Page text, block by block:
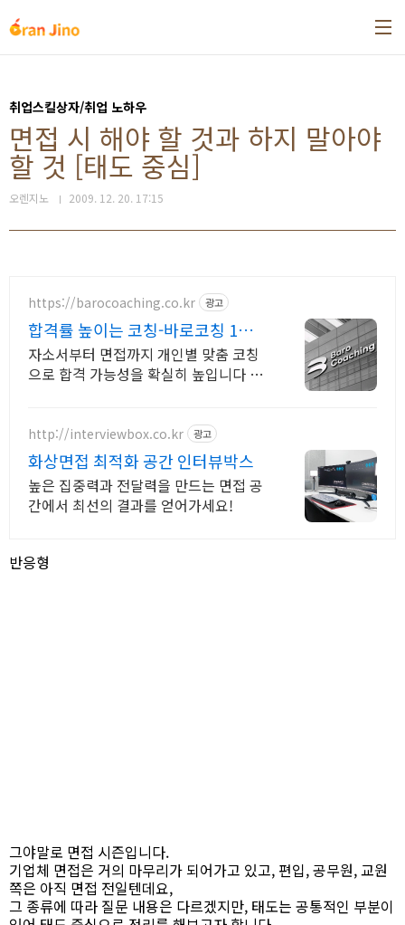
취업스킬상자/취업 노하우
면접 시 해야 할 것과 하지 말아야
할 것 [태도 중심]
오렌지노 2009. 12. 20. 17:15
https://barocoaching.co.kr 광고
합격률 높이는 코칭-바로코칭 1대1
합격 컨설팅
자소서부터 면접까지 개인별 맞춤 코칭
으로 합격 가능성을 확실히 높입니다 전
http://interviewbox.co.kr 광고
화상면접 최적화 공간 인터뷰박스
높은 집중력과 전달력을 만드는 면접 공
간에서 최선의 결과를 얻어가세요!
반응형
그야말로 면접 시즌입니다.
기업체 면접은 거의 마무리가 되어가고 있고, 편입, 공무원, 교원
쪽은 아직 면접 전일텐데요,
그 종류에 따라 질문 내용은 다르겠지만, 태도는 공통적인 부분이